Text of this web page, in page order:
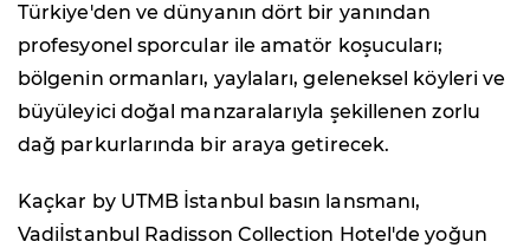
Türkiye'den ve dünyanın dört bir yanından
profesyonel sporcular ile amatör koşucuları;
bölgenin ormanları, yaylaları, geleneksel köyleri ve
büyüleyici doğal manzaralarıyla şekillenen zorlu
dağ parkurlarında bir araya getirecek.
Kaçkar by UTMB İstanbul basın lansmanı,
Vadiİstanbul Radisson Collection Hotel'de yoğun